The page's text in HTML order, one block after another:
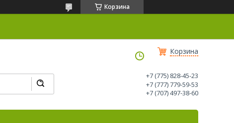
Корзина
Корзина
+7 (775) 828-45-23
+7 (777) 779-59-53
+7 (707) 497-38-60